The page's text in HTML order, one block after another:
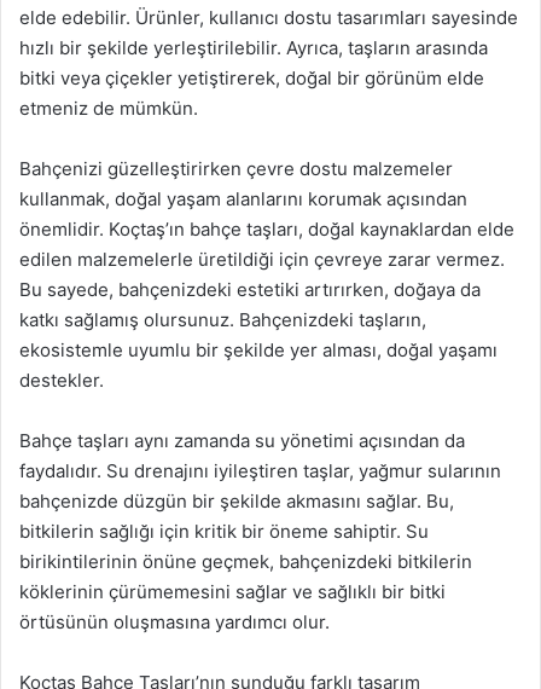
elde edebilir. Ürünler, kullanıcı dostu tasarımları sayesinde
hızlı bir şekilde yerleştirilebilir. Ayrıca, taşların arasında
bitki veya çiçekler yetiştirerek, doğal bir görünüm elde
etmeniz de mümkün.
Bahçenizi güzelleştirirken çevre dostu malzemeler
kullanmak, doğal yaşam alanlarını korumak açısından
önemlidir. Koçtaş’ın bahçe taşları, doğal kaynaklardan elde
edilen malzemelerle üretildiği için çevreye zarar vermez.
Bu sayede, bahçenizdeki estetiki artırırken, doğaya da
katkı sağlamış olursunuz. Bahçenizdeki taşların,
ekosistemle uyumlu bir şekilde yer alması, doğal yaşamı
destekler.
Bahçe taşları aynı zamanda su yönetimi açısından da
faydalıdır. Su drenajını iyileştiren taşlar, yağmur sularının
bahçenizde düzgün bir şekilde akmasını sağlar. Bu,
bitkilerin sağlığı için kritik bir öneme sahiptir. Su
birikintilerinin önüne geçmek, bahçenizdeki bitkilerin
köklerinin çürümemesini sağlar ve sağlıklı bir bitki
örtüsünün oluşmasına yardımcı olur.
Koçtaş Bahçe Taşları’nın sunduğu farklı tasarım